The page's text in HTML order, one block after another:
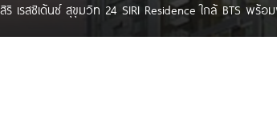
ริ เรสซิเด้นซ์ สุขุมวิท 24 SIRI Residence ใกล้ BTS พ
บนถนนสุขุมวิท 24 แขวงคลองตัน เขตคลองเตย กทม. เดิ